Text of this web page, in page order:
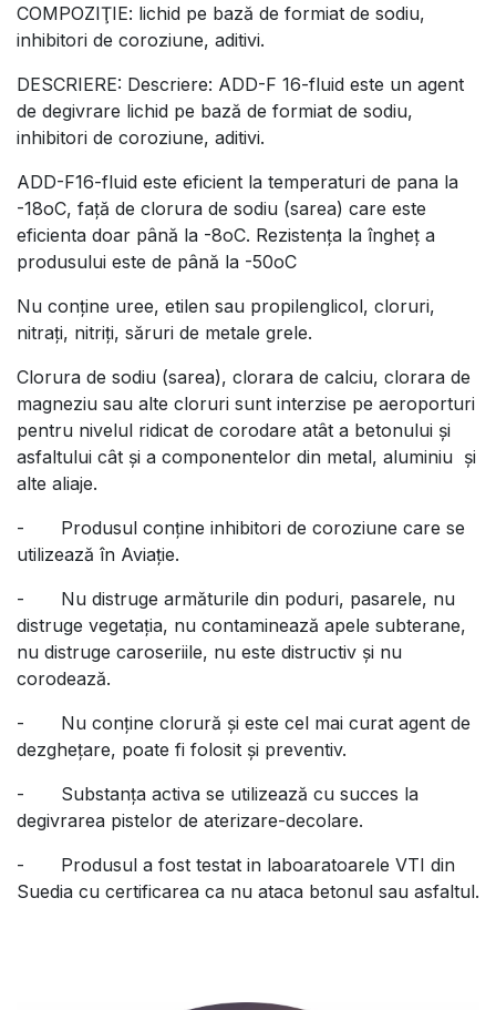
COMPOZIŢIE: lichid pe bază de formiat de sodiu,
inhibitori de coroziune, aditivi.
DESCRIERE: Descriere: ADD-F 16-fluid este un agent
de degivrare lichid pe bază de formiat de sodiu,
inhibitori de coroziune, aditivi.
ADD-F16-fluid este eficient la temperaturi de pana la
-18oC, față de clorura de sodiu (sarea) care este
eficienta doar până la -8oC. Rezistența la îngheț a
produsului este de până la -50oC
Nu conţine uree, etilen sau propilenglicol, cloruri,
nitraţi, nitriţi, săruri de metale grele.
Clorura de sodiu (sarea), clorara de calciu, clorara de
magneziu sau alte cloruri sunt interzise pe aeroporturi
pentru nivelul ridicat de corodare atât a betonului și
asfaltului cât și a componentelor din metal, aluminiu și
alte aliaje.
-
Produsul conține inhibitori de coroziune care se
utilizează în Aviație.
-
Nu distruge armăturile din poduri, pasarele, nu
distruge vegetația, nu contaminează apele subterane,
nu distruge caroseriile, nu este distructiv și nu
corodează.
-
Nu conține clorură și este cel mai curat agent de
dezghețare, poate fi folosit și preventiv.
-
Substanța activa se utilizează cu succes la
degivrarea pistelor de aterizare-decolare.
-
Produsul a fost testat in laboaratoarele VTI din
Suedia cu certificarea ca nu ataca betonul sau asfaltul.